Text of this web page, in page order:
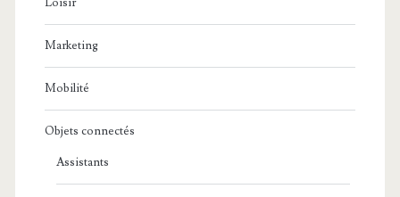
Loisir
Marketing
Mobilité
Objets connectés
Assistants